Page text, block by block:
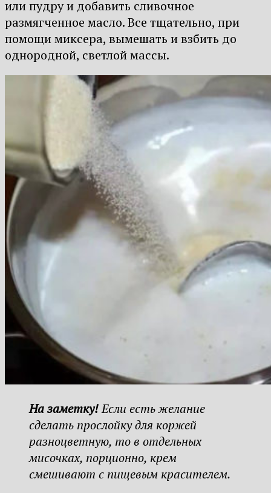
или пудру и добавить сливочное
размягченное масло. Все тщательно, при
помощи миксера, вымешать и взбить до
однородной, светлой массы.
На заметку!Если есть желание
сделать прослойку для коржей
разноцветную, то в отдельных
мисочках, порционно, крем
смешивают с пищевым красителем.